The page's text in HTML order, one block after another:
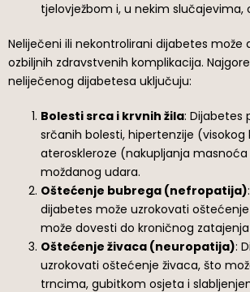
tjelovježbom i, u nekim slučajevima,
Neliječeni ili nekontrolirani dijabetes može
ozbiljnih zdravstvenih komplikacija.
neliječenog dijabetesa uključuju:
Bolesti srca i krvnih žila: Dijabetes
srčanih bolesti, hipertenzije (visokog
ateroskleroze (nakupljanja
moždanog udara.
Oštećenje bubrega (nefropatija)
dijabetes može uzrokovati
može dovesti do kroničnog
Oštećenje živaca (neuropatija):
uzrokovati oštećenje živaca, što
trncima, gubitkom osjeta i